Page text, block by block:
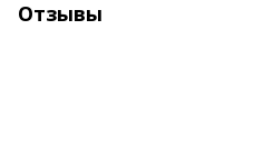
Отзывы